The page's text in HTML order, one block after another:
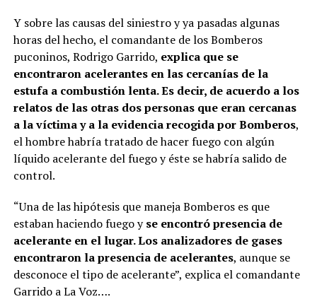
Y sobre las causas del siniestro y ya pasadas algunas
horas del hecho, el comandante de los Bomberos
puconinos, Rodrigo Garrido, explica que se
encontraron acelerantes en las cercanías de la
estufa a combustión lenta. Es decir, de acuerdo a los
relatos de las otras dos personas que eran cercanas
a la víctima y a la evidencia recogida por Bomberos,
el hombre habría tratado de hacer fuego con algún
líquido acelerante del fuego y éste se habría salido de
control.
“Una de las hipótesis que maneja Bomberos es que
estaban haciendo fuego yse encontró presencia de
acelerante en el lugar. Los analizadores de gases
encontraron la presencia de acelerantes, aunque se
desconoce el tipo de acelerante”, explica el comandante
Garrido a La Voz….